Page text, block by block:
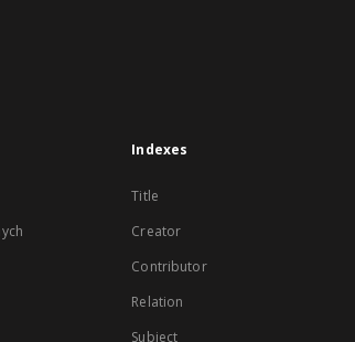
Indexes
Title
Creator
Contributor
Relation
Subject